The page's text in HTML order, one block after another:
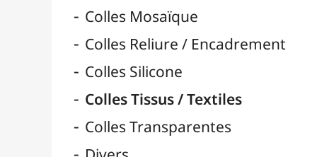
Fixatifs

Vernis / Protection 
Vernis-Colles